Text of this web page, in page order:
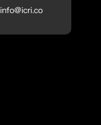
info@icri.co